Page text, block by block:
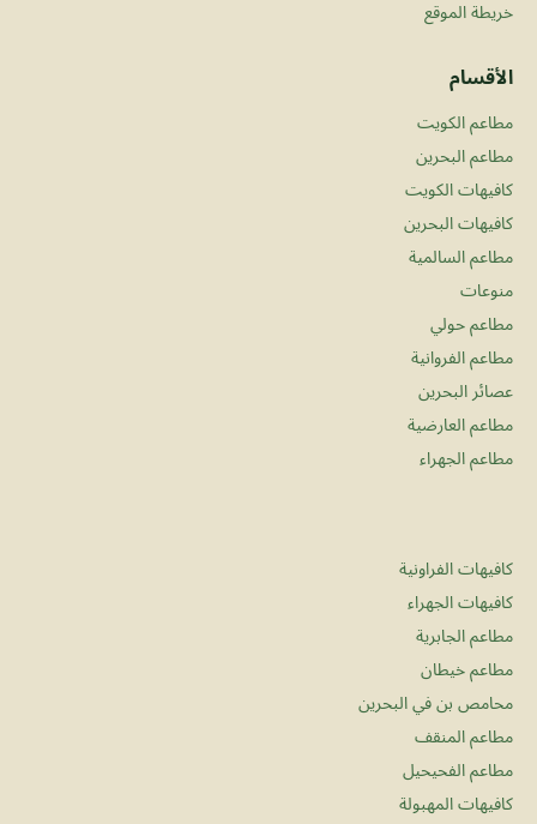
خريطة الموقع
الأقسام
مطاعم الكويت
مطاعم البحرين
كافيهات الكويت
كافيهات البحرين
مطاعم السالمية
منوعات
مطاعم حولي
مطاعم الفروانية
عصائر البحرين
مطاعم العارضية
مطاعم الجهراء
كافيهات الفراونية
كافيهات الجهراء
مطاعم الجابرية
مطاعم خيطان
محامص بن في البحرين
مطاعم المنقف
مطاعم الفحيحيل
كافيهات المهبولة